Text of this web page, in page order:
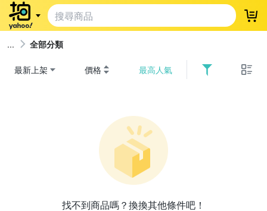
登
全部分類
最新上架 價格 最高人氣
找不到商品嗎？換換其他條件吧！